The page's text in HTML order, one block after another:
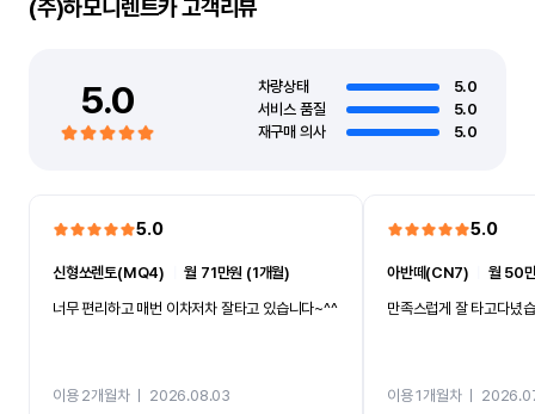
(주)하모니렌트카고객리뷰
5.0 차량상태
5.0
서비스 품질
5.0
재구매 의사
5.0
5.0
신형쏘렌토(MQ4) ㅣ월 71만원 (1개월)
너무 편리하고 매번 이차저차 잘타고 있습니다~^^
이용 2개월차ㅣ 2026.08.03
5.0
아반떼(CN7)
월 50
만족스럽게 잘 타고다녔
이용 1개월차ㅣ